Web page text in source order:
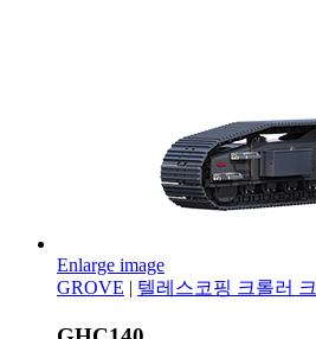
Enlarge image
GROVE | 텔레스코핑 크롤러